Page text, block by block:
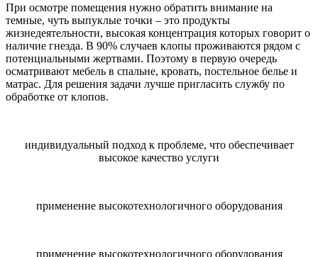
При осмотре помещения нужно обратить внимание на
темные, чуть выпуклые точки – это продукты
жизнедеятельности, высокая концентрация которых говорит о
наличие гнезда. В 90% случаев клопы проживаются рядом с
потенциальными жертвами. Поэтому в первую очередь
осматривают мебель в спальне, кровать, постельное белье и
матрас. Для решения задачи лучше пригласить службу по
обработке от клопов.
индивидуальный подход к проблеме, что обеспечивает
высокое качество услуги
применение высокотехнологичного оборудования
применение высокотехнологичного оборудования